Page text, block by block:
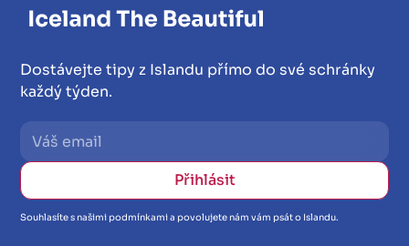
Dostávejte tipy z Islandu přímo do své schránky
každý týden.
Souhlasíte s našimi podmínkami a povolujete nám vám psát o Islandu.